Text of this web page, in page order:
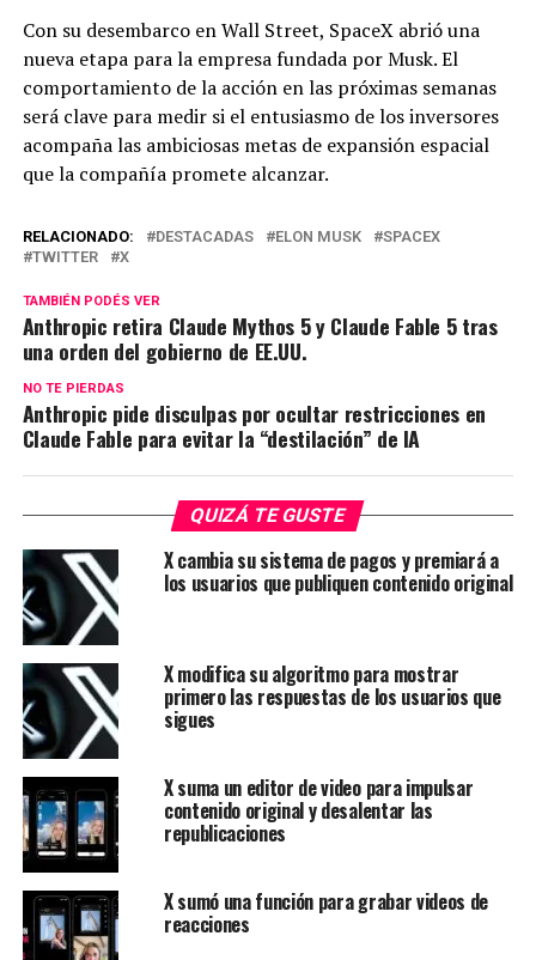
Con su desembarco en Wall Street, SpaceX abrió una
nueva etapa para la empresa fundada por Musk. El
comportamiento de la acción en las próximas semanas
será clave para medir si el entusiasmo de los inversores
acompaña las ambiciosas metas de expansión espacial
que la compañía promete alcanzar.
RELACIONADO: DESTACADAS ELON MUSK
SPACEX
TWITTER
X
TAMBIÉN PODÉS VER
Anthropic retira Claude Mythos 5 y Claude Fable 5 tras
una orden del gobierno de EE.UU.
NO TE PIERDAS
Anthropic pide disculpas por ocultar restricciones en
Claude Fable para evitar la “destilación” de IA
QUIZÁ TE GUSTE
X cambia su sistema de pagos y premiará a
los usuarios que publiquen contenido original
X modifica su algoritmo para mostrar
primero las respuestas de los usuarios que
sigues
X suma un editor de video para impulsar
contenido original y desalentar las
republicaciones
X sumó una función para grabar videos de
reacciones